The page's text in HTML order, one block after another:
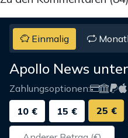
Einmalig
Apollo News
Zahlungsoptionen:
10 €
15 € 25 €